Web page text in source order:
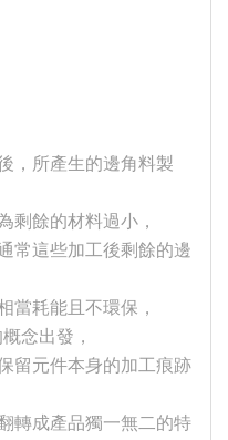
，所產生的邊角料製
剩餘的材料過小，
常這些加工後剩餘的邊
當耗能且不環保，
念出發，
留元件本身的加工痕跡
轉成產品獨一無二的特